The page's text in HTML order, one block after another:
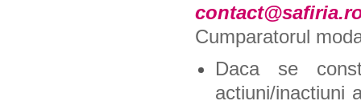
Cumparatorul
Daca se
actiuni/inactiuni